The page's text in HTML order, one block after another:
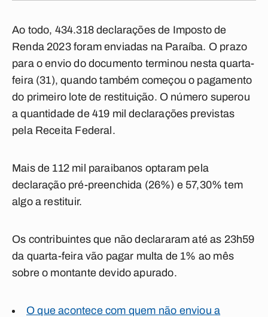
Ao todo, 434.318 declarações de Imposto de
Renda 2023 foram enviadas na Paraíba. O prazo
para o envio do documento terminou nesta quarta-
feira (31), quando também começou o pagamento
do primeiro lote de restituição. O número superou
a quantidade de 419 mil declarações previstas
pela Receita Federal.
Mais de 112 mil paraibanos optaram pela
declaração pré-preenchida (26%) e 57,30% tem
algo a restituir.
Os contribuintes que não declararam até as 23h59
da quarta-feira vão pagar multa de 1% ao mês
sobre o montante devido apurado.
O que acontece com quem não enviou a